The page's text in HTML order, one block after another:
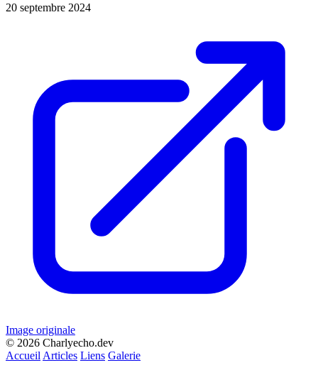
20 septembre 2024
Image originale
© 2026 Charlyecho.dev
Accueil Articles Liens Galerie